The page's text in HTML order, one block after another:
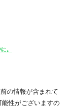
。
の情報が含まれて
性がございますの